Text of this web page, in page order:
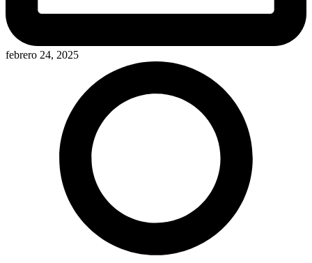
febrero 24, 2025